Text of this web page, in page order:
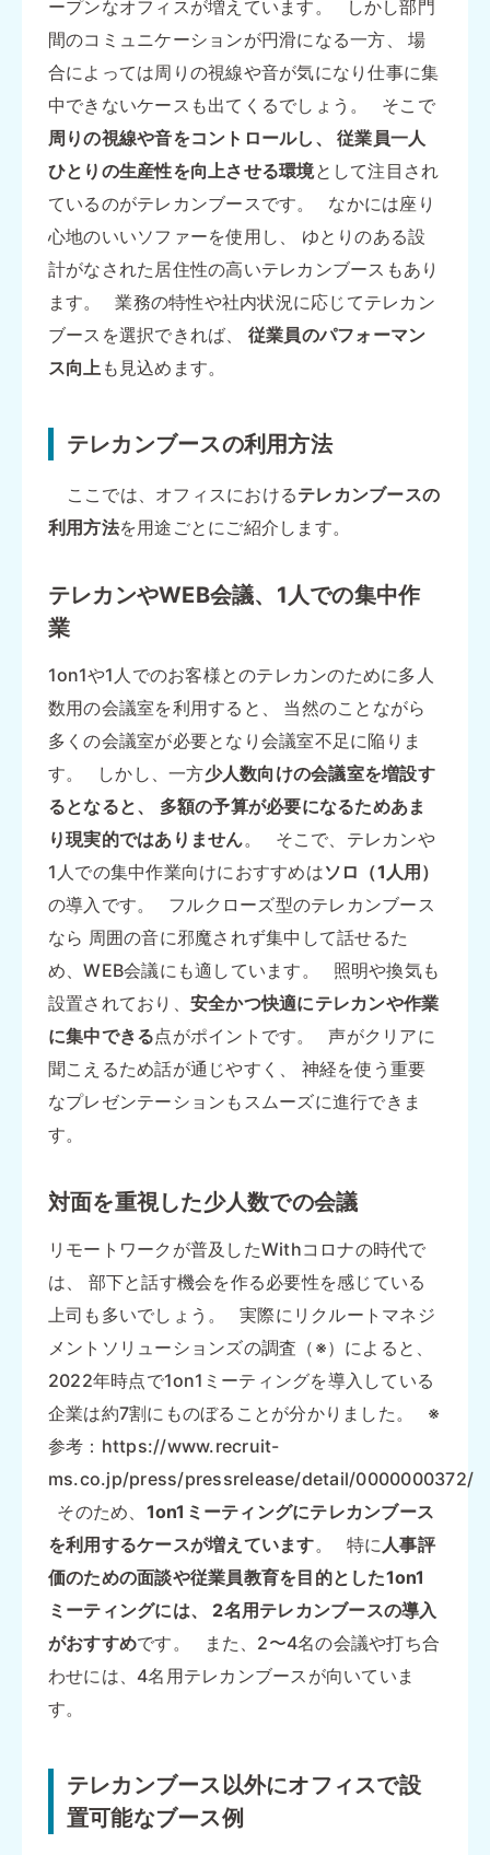
ープンなオフィスが増えています。 しかし部門
間のコミュニケーションが円滑になる一方、 場
合によっては周りの視線や音が気になり仕事に集
中できないケースも出てくるでしょう。 そこで
周りの視線や音をコントロールし、
従業員一人
ひとりの生産性を向上させる環境として注目され
ているのがテレカンブースです。 なかには座り
心地のいいソファーを使用し、 ゆとりのある設
計がなされた居住性の高いテレカンブースもあり
ます。 業務の特性や社内状況に応じてテレカン
ブースを選択できれば、 従業員のパフォーマン
ス向上 も見込めます。
テレカンブースの利用方法
ここでは、オフィスにおけるテレカンブースの
利用方法を用途ごとにご紹介します。
テレカンやWEB会議、1人での集中作
業
1on1や1人でのお客様とのテレカンのために多人
数用の会議室を利用すると、 当然のことながら
多くの会議室が必要となり会議室不足に陥りま
す。 しかし、一方少人数向けの会議室を増設す
るとなると、
多額の予算が必要になるためあま
り現実的ではありません。 そこで、テレカンや
1人での集中作業向けにおすすめはソロ（1人用）
の導入です。 フルクローズ型のテレカンブース
なら 周囲の音に邪魔されず集中して話せるた
め、WEB会議にも適しています。 照明や換気も
設置されており、 安全かつ快適にテレカンや作業
に集中できる点がポイントです。 声がクリアに
聞こえるため話が通じやすく、 神経を使う重要
なプレゼンテーションもスムーズに進行できま
す。
対面を重視した少人数での会議
リモートワークが普及したWithコロナの時代で
は、 部下と話す機会を作る必要性を感じている
上司も多いでしょう。 実際にリクルートマネジ
メントソリューションズの調査（※）によると、
2022年時点で1on1ミーティングを導入している
企業は約7割にものぼることが分かりました。 ※
参考：https://www.recruit-
ms.co.jp/press/pressrelease/detail/0000000372/
そのため、 1on1ミーティングにテレカンブース
を利用するケースが増えています。 特に 人事評
価のための面談や従業員教育を目的とした1on1
ミーティングには、
2名用テレカンブースの導入
がおすすめです。 また、2〜4名の会議や打ち合
わせには、4名用テレカンブースが向いていま
す。
テレカンブース以外にオフィスで設
置可能なブース例